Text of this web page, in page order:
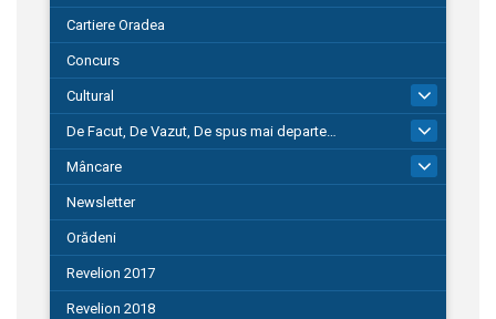
Cartiere Oradea
Concurs
Cultural
De Facut, De Vazut, De spus mai departe…
580
Mâncare
Newsletter
Orădeni
Revelion 2017
Revelion 2018